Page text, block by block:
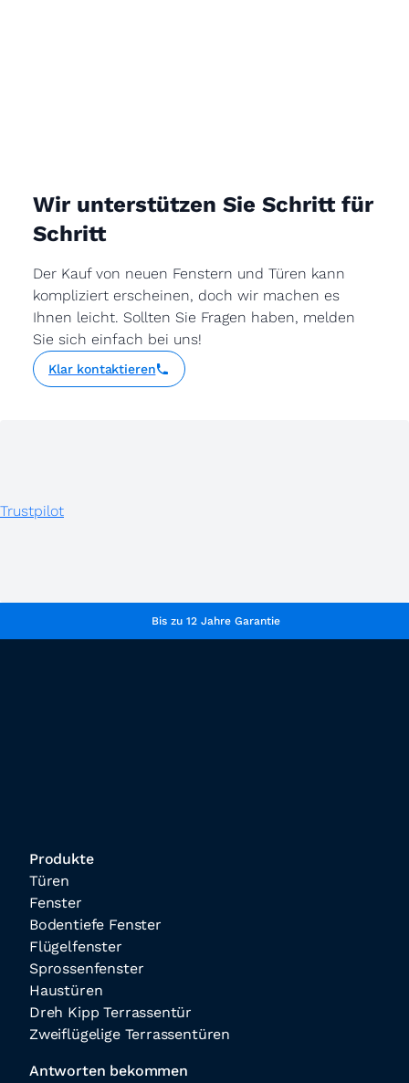
Wir unterstützen Sie Schritt für
Schritt
Der Kauf von neuen Fenstern und Türen kann
kompliziert erscheinen, doch wir machen es
Ihnen leicht. Sollten Sie Fragen haben, melden
Sie sich einfach bei uns!
Klar kontaktieren
Trustpilot
Bis zu 12 Jahre Garantie
Produkte
Türen
Fenster
Bodentiefe Fenster
Flügelfenster
Sprossenfenster
Haustüren
Dreh Kipp Terrassentür
Zweiflügelige Terrassentüren
Antworten bekommen